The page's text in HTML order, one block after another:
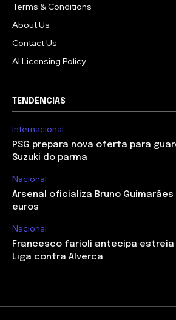
Terms & Conditions
About Us
Contact Us
AI Licensing Policy
TENDÊNCIAS
Internacional
PSG prepara nova oferta para
Suzuki do parma
Nacional
Arsenal oficializa Bruno
euros
Nacional
Francesco farioli antecipa estreia
Liga contra Alverca